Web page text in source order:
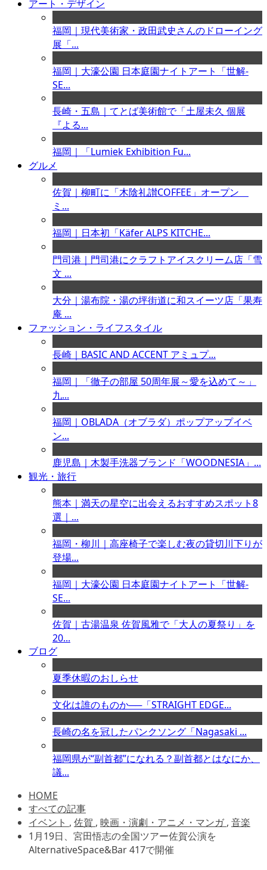
アート・デザイン
福岡｜現代美術家・政田武史さんのドローイング
展「...
福岡｜大濠公園 日本庭園ナイトアート「世解-
SE...
長崎・五島｜てとば美術館で「土屋未久 個展
『よる...
福岡｜「Lumiek Exhibition Fu...
グルメ
佐賀｜柳町に「木陰礼讃COFFEE」オープン
ミ...
福岡｜日本初「Käfer ALPS KITCHE...
門司港｜門司港にクラフトアイスクリーム店「雪
文 ...
大分｜湯布院・湯の坪街道に和スイーツ店「果寿
庵 ...
ファッション・ライフスタイル
長崎｜BASIC AND ACCENT アミュプ...
福岡｜「徹子の部屋 50周年展～愛を込めて～」
九...
福岡｜OBLADA（オブラダ）ポップアップイベ
ン...
鹿児島｜木製手洗器ブランド「WOODNESIA」...
観光・旅行
熊本｜満天の星空に出会えるおすすめスポット8
選｜...
福岡・柳川｜高座椅子で楽しむ夜の貸切川下りが
登場...
福岡｜大濠公園 日本庭園ナイトアート「世解-
SE...
佐賀｜古湯温泉 佐賀風雅で「大人の夏祭り」を
20...
ブログ
夏季休暇のおしらせ
文化は誰のものか──「STRAIGHT EDGE...
長崎の名を冠したパンクソング「Nagasaki ...
福岡県が“副首都”になれる？副首都とはなにか、
議...
HOME
すべての記事
イベント , 佐賀 , 映画・演劇・アニメ・マンガ , 音楽
1月19日、宮田悟志の全国ツアー佐賀公演を
AlternativeSpace&Bar 417で開催